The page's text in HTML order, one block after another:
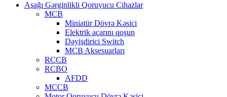
Aşağı Gərginlikli Qoruyucu Cihazlar
MCB
Miniatür Dövrə Kəsici
Elektrik açarını qoşun
Dəyişdirici Switch
MCB Aksesuarları
RCCB
RCBO
AFDD
MCCB